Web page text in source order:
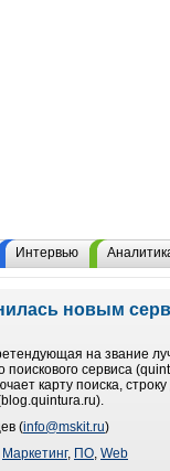
Интервью
новым
на звание
поискового сервиса
карту поиска,
(info@mskit.ru)
Маркетинг, ПО, Web